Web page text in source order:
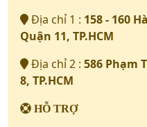
Địa chỉ 1 : 158 - 160
Quận 11, TP.HCM
Địa chỉ 2 : 586 Phạm
8, TP.HCM
HỖ TRỢ